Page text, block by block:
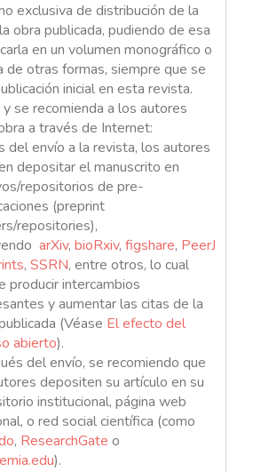
exclusiva de distribución de la
obra publicada, pudiendo de esa
en un volumen monográfico o
de otras formas, siempre que se
inicial en esta revista.
se recomienda a los autores
a través de Internet:
del envío a la revista, los autores
depositar el manuscrito en
repositorios de pre-
(preprint
repositories),
arXiv, bioRxiv, figshare, PeerJ
, SSRN, entre otros, lo cual
producir intercambios
y aumentar las citas de la
(Véase El efecto del
abierto).
del envío, se recomiendo que
depositen su artículo en su
institucional, página web
o red social científica (como
, ResearchGate o
).